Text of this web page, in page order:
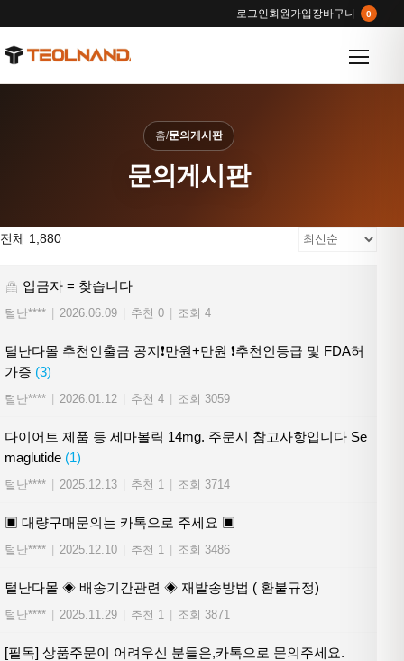
로그인회원가입장바구니 0
홈/문의게시판
문의게시판
전체 1,880
입금자 = 찾습니다
털난**** 2026.06.09 추천 0 조회 4
털난다몰 추천인출금 공지❗만원+만원 ❗추천인등급 및 FDA허
가증 (3)
털난**** 2026.01.12 추천 4 조회 3059
다이어트 제품 등 세마볼릭 14mg. 주문시 참고사항입니다 Se
maglutide (1)
털난**** 2025.12.13 추천 1 조회 3714
▣ 대량구매문의는 카톡으로 주세요 ▣
털난**** 2025.12.10 추천 1 조회 3486
털난다몰 ◈ 배송기간관련 ◈ 재발송방법 ( 환불규정)
털난**** 2025.11.29 추천 1 조회 3871
[필독] 상품주문이 어려우신 분들은,카톡으로 문의주세요.